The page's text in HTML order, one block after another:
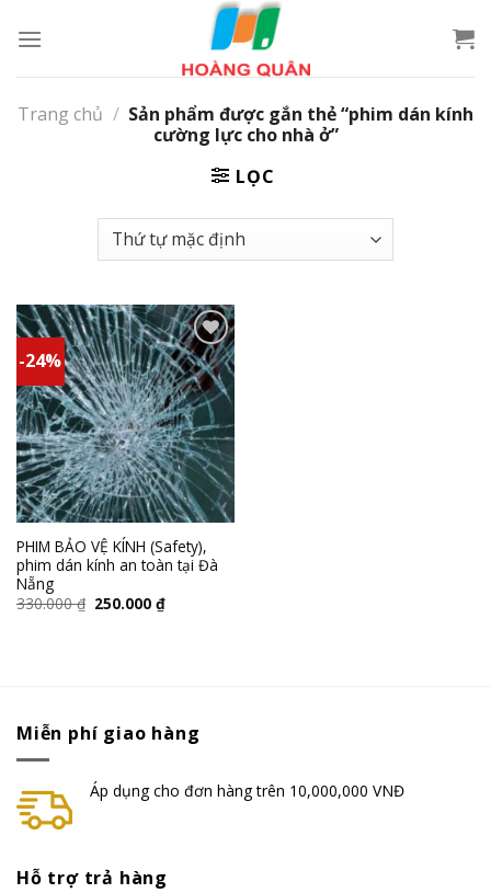
Trang chủ / Sản phẩm được gắn thẻ “phim dán kính
cường lực cho nhà ở”
LỌC
-24%
Add to
wishlist
PHIM BẢO VỆ KÍNH (Safety),
phim dán kính an toàn tại Đà
Nẵng
330.000₫ 250.000 ₫
Miễn phí giao hàng
Áp dụng cho đơn hàng trên 10,000,000 VNĐ
Hỗ trợ trả hàng